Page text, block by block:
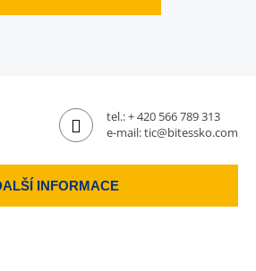
tel.:+ 420 566 789 313
e-mail:tic@bitessko.com
INFORMACE